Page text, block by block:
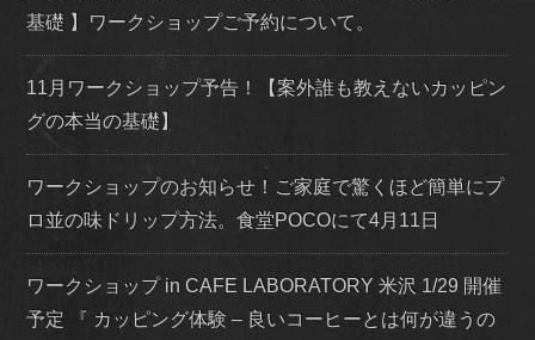
基礎 】ワークショップご予約について。
11月ワークショップ予告！【案外誰も教えないカッピン
グの本当の基礎】
ワークショップのお知らせ！ご家庭で驚くほど簡単にプ
ロ並の味ドリップ方法。食堂POCOにて4月11日
ワークショップ in CAFE LABORATORY 米沢 1/29 開催
予定 『 カッピング体験 – 良いコーヒーとは何が違うの